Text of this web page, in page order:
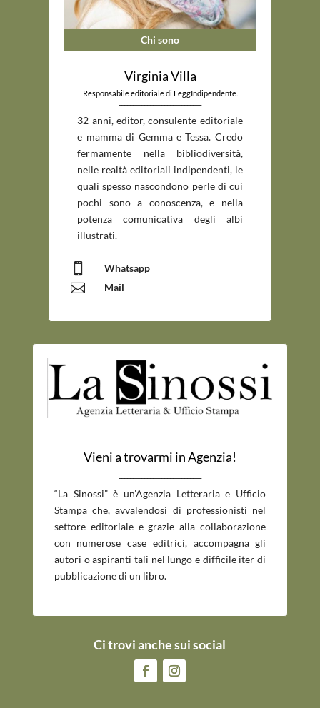
Chi sono
Virginia Villa
Responsabile editoriale di LeggIndipendente.
_____________________________
32 anni, editor, consulente editoriale
e mamma di Gemma e Tessa. Credo
fermamente nella bibliodiversità,
nelle realtà editoriali indipendenti, le
quali spesso nascondono perle di cui
pochi sono a conoscenza, e nella
potenza comunicativa degli albi
illustrati.
 Whatsapp
 Mail
Vieni a trovarmi in Agenzia!
“La Sinossi” è un’Agenzia Letteraria e Ufficio
Stampa che, avvalendosi di professionisti nel
settore editoriale e grazie alla collaborazione
con numerose case editrici, accompagna gli
autori o aspiranti tali nel lungo e difficile iter di
pubblicazione di un libro.
Ci trovi anche sui social